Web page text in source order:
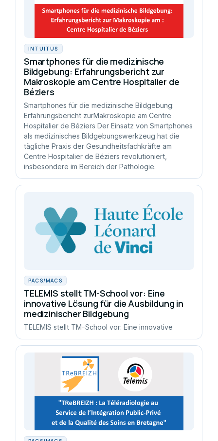
INTUITUS
Smartphones für die medizinische
Bildgebung: Erfahrungsbericht zur
Makroskopie am Centre Hospitalier de
Béziers
Smartphones für die medizinische Bildgebung:
Erfahrungsbericht zurMakroskopie am Centre
Hospitalier de Béziers Der Einsatz von Smartphones
als medizinisches Bildgebungswerkzeug hat die
tägliche Praxis der Gesundheitsfachkräfte am
Centre Hospitalier de Béziers revolutioniert,
insbesondere im Bereich der Pathologie.
PACS/MACS
TELEMIS stellt TM-School vor: Eine
innovative Lösung für die Ausbildung in
medizinischer Bildgebung
TELEMIS stellt TM-School vor: Eine innovative